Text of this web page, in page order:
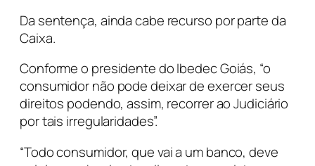
Da sentença, ainda cabe recurso por parte da
Caixa.
Conforme o presidente do Ibedec Goiás, “o
consumidor não pode deixar de exercer seus
direitos podendo, assim, recorrer ao Judiciário
por tais irregularidades”.
“Todo consumidor, que vai a um banco, deve